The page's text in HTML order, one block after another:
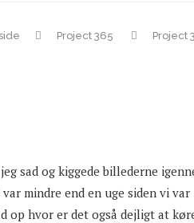
Project 365 Project
sad og kiggede billederne
var mindre end en uge siden vi
op hvor er det også dejligt at